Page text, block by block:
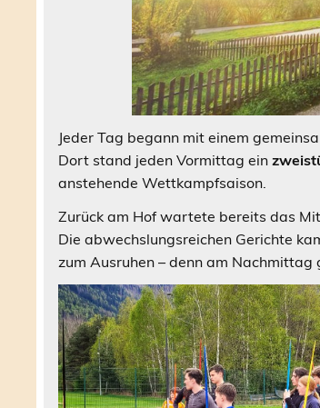
Jeder Tag begann mit einem
Dort stand jeden Vormittag ein
anstehende Wettkampfsaison.
Zurück am Hof wartete bereits das
Die abwechslungsreichen Gerichte
zum Ausruhen – denn am